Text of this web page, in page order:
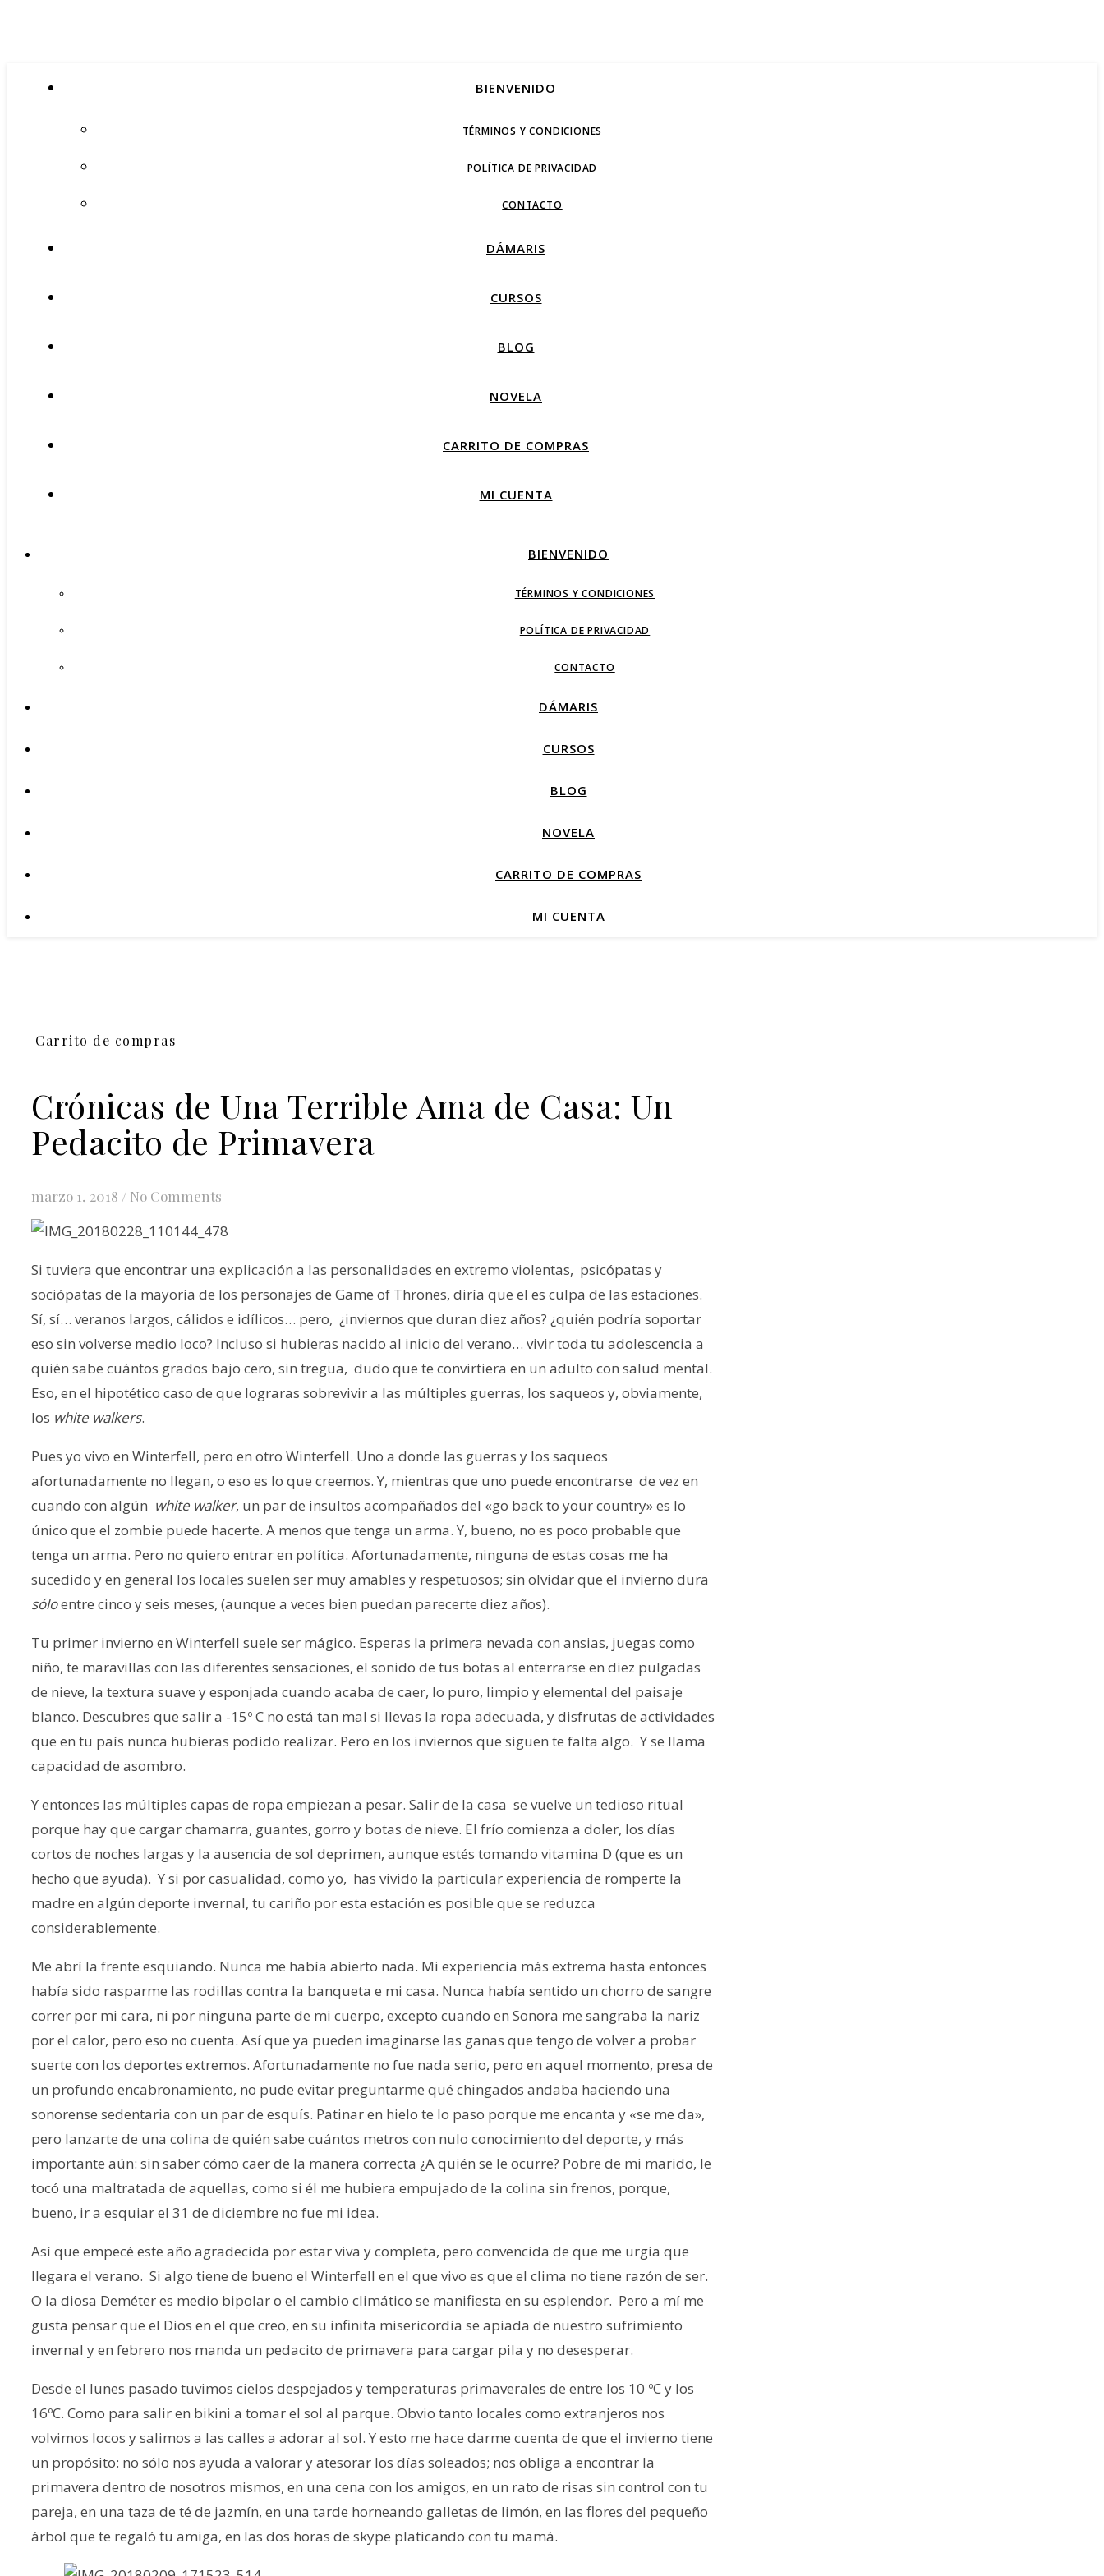
BIENVENIDO
TÉRMINOS Y CONDICIONES
POLÍTICA DE PRIVACIDAD
CONTACTO
DÁMARIS
CURSOS
BLOG
NOVELA
CARRITO DE COMPRAS
MI CUENTA
BIENVENIDO
TÉRMINOS Y CONDICIONES
POLÍTICA DE PRIVACIDAD
CONTACTO
DÁMARIS
CURSOS
BLOG
NOVELA
CARRITO DE COMPRAS
MI CUENTA
Carrito de compras
Crónicas de Una Terrible Ama de Casa: Un
Pedacito de Primavera
marzo 1, 2018 / No Comments
Si tuviera que encontrar una explicación a las personalidades en extremo violentas, psicópatas y
sociópatas de la mayoría de los personajes de Game of Thrones, diría que el es culpa de las estaciones.
Sí, sí… veranos largos, cálidos e idílicos… pero, ¿inviernos que duran diez años? ¿quién podría soportar
eso sin volverse medio loco? Incluso si hubieras nacido al inicio del verano… vivir toda tu adolescencia a
quién sabe cuántos grados bajo cero, sin tregua, dudo que te convirtiera en un adulto con salud mental.
Eso, en el hipotético caso de que lograras sobrevivir a las múltiples guerras, los saqueos y, obviamente,
los white walkers.
Pues yo vivo en Winterfell, pero en otro Winterfell. Uno a donde las guerras y los saqueos
afortunadamente no llegan, o eso es lo que creemos. Y, mientras que uno puede encontrarse de vez en
cuando con algún white walker, un par de insultos acompañados del «go back to your country» es lo
único que el zombie puede hacerte. A menos que tenga un arma. Y, bueno, no es poco probable que
tenga un arma. Pero no quiero entrar en política. Afortunadamente, ninguna de estas cosas me ha
sucedido y en general los locales suelen ser muy amables y respetuosos; sin olvidar que el invierno dura
sóloentre cinco y seis meses, (aunque a veces bien puedan parecerte diez años).
Tu primer invierno en Winterfell suele ser mágico. Esperas la primera nevada con ansias, juegas como
niño, te maravillas con las diferentes sensaciones, el sonido de tus botas al enterrarse en diez pulgadas
de nieve, la textura suave y esponjada cuando acaba de caer, lo puro, limpio y elemental del paisaje
blanco. Descubres que salir a -15º C no está tan mal si llevas la ropa adecuada, y disfrutas de actividades
que en tu país nunca hubieras podido realizar. Pero en los inviernos que siguen te falta algo. Y se llama
capacidad de asombro.
Y entonces las múltiples capas de ropa empiezan a pesar. Salir de la casa se vuelve un tedioso ritual
porque hay que cargar chamarra, guantes, gorro y botas de nieve. El frío comienza a doler, los días
cortos de noches largas y la ausencia de sol deprimen, aunque estés tomando vitamina D (que es un
hecho que ayuda). Y si por casualidad, como yo, has vivido la particular experiencia de romperte la
madre en algún deporte invernal, tu cariño por esta estación es posible que se reduzca
considerablemente.
Me abrí la frente esquiando. Nunca me había abierto nada. Mi experiencia más extrema hasta entonces
había sido rasparme las rodillas contra la banqueta e mi casa. Nunca había sentido un chorro de sangre
correr por mi cara, ni por ninguna parte de mi cuerpo, excepto cuando en Sonora me sangraba la nariz
por el calor, pero eso no cuenta. Así que ya pueden imaginarse las ganas que tengo de volver a probar
suerte con los deportes extremos. Afortunadamente no fue nada serio, pero en aquel momento, presa de
un profundo encabronamiento, no pude evitar preguntarme qué chingados andaba haciendo una
sonorense sedentaria con un par de esquís. Patinar en hielo te lo paso porque me encanta y «se me da»,
pero lanzarte de una colina de quién sabe cuántos metros con nulo conocimiento del deporte, y más
importante aún: sin saber cómo caer de la manera correcta ¿A quién se le ocurre? Pobre de mi marido, le
tocó una maltratada de aquellas, como si él me hubiera empujado de la colina sin frenos, porque,
bueno, ir a esquiar el 31 de diciembre no fue mi idea.
Así que empecé este año agradecida por estar viva y completa, pero convencida de que me urgía que
llegara el verano. Si algo tiene de bueno el Winterfell en el que vivo es que el clima no tiene razón de ser.
O la diosa Deméter es medio bipolar o el cambio climático se manifiesta en su esplendor. Pero a mí me
gusta pensar que el Dios en el que creo, en su infinita misericordia se apiada de nuestro sufrimiento
invernal y en febrero nos manda un pedacito de primavera para cargar pila y no desesperar.
Desde el lunes pasado tuvimos cielos despejados y temperaturas primaverales de entre los 10 ºC y los
16ºC. Como para salir en bikini a tomar el sol al parque. Obvio tanto locales como extranjeros nos
volvimos locos y salimos a las calles a adorar al sol. Y esto me hace darme cuenta de que el invierno tiene
un propósito: no sólo nos ayuda a valorar y atesorar los días soleados; nos obliga a encontrar la
primavera dentro de nosotros mismos, en una cena con los amigos, en un rato de risas sin control con tu
pareja, en una taza de té de jazmín, en una tarde horneando galletas de limón, en las flores del pequeño
árbol que te regaló tu amiga, en las dos horas de skype platicando con tu mamá.